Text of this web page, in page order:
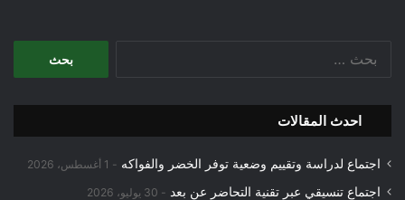
احدث المقالات
اجتماع لدراسة وتقييم وضعية توفر الخضر والفواكه 1 أغسطس، 2026
اجتماع تنسيقي عبر تقنية التحاضر عن بعد 30 يوليو، 2026